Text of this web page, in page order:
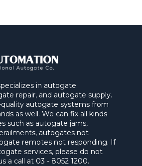
in autogate
repair, and autogate supply.
autogate systems from
as well. We can fix all kinds
such as autogate jams,
autogates not
remotes not responding. If
services, please do not
a call at 03 - 8052 1200.